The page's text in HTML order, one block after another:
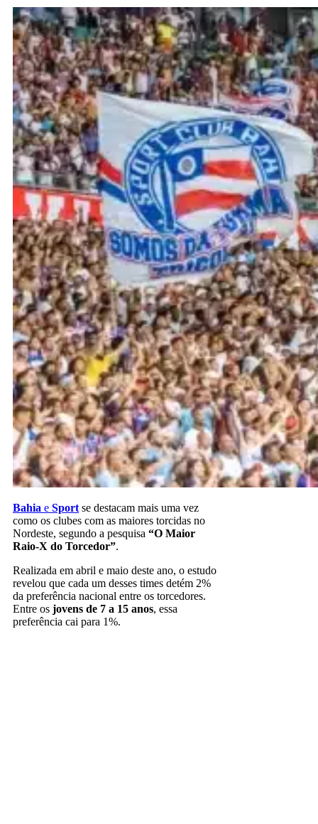
Bahia e Sport se destacam mais uma vez
como os clubes com as maiores torcidas no
Nordeste, segundo a pesquisa “O Maior
Raio-X do Torcedor”.
Realizada em abril e maio deste ano, o estudo
revelou que cada um desses times detém 2%
da preferência nacional entre os torcedores.
Entre os jovens de 7 a 15 anos, essa
preferência cai para 1%.